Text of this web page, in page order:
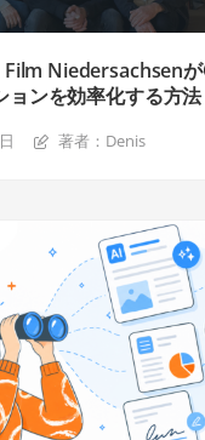
Niedersachsenが
ョンを効率化する方法
著者：Denis